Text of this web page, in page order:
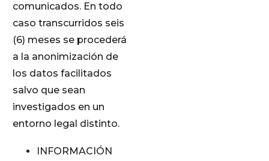
comunicados. En todo
caso transcurridos seis
(6) meses se procederá
a la anonimización de
los datos facilitados
salvo que sean
investigados en un
entorno legal distinto.
INFORMACIÓN